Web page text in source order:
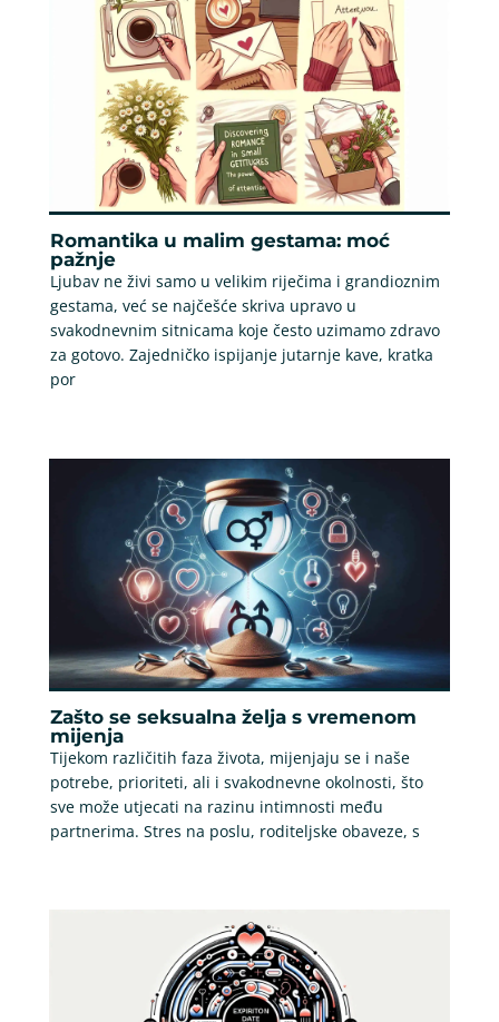
Romantika u malim gestama: moć
pažnje
Ljubav ne živi samo u velikim riječima i grandioznim
gestama, već se najčešće skriva upravo u
svakodnevnim sitnicama koje često uzimamo zdravo
za gotovo. Zajedničko ispijanje jutarnje kave, kratka
por
Zašto se seksualna želja s vremenom
mijenja
Tijekom različitih faza života, mijenjaju se i naše
potrebe, prioriteti, ali i svakodnevne okolnosti, što
sve može utjecati na razinu intimnosti među
partnerima. Stres na poslu, roditeljske obaveze, s